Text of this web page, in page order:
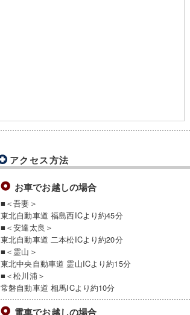
アクセス方法
お車でお越しの場合
■＜吾妻＞
東北自動車道 福島西ICより約45分
■＜安達太良＞
東北自動車道 二本松ICより約20分
■＜霊山＞
東北中央自動車道 霊山ICより約15分
■＜松川浦＞
常磐自動車道 相馬ICより約10分
電車でお越しの場合